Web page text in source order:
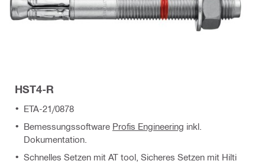
HST4-R
ETA-21/0878
Bemessungssoftware Profis Engineering inkl.
Dokumentation.
Schnelles Setzen mit AT tool, Sicheres Setzen mit Hilti